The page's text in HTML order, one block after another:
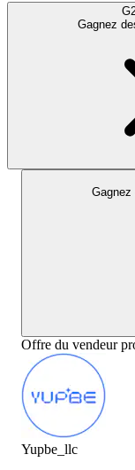
Gagnez
Offre du vendeur
Yupbe_llc